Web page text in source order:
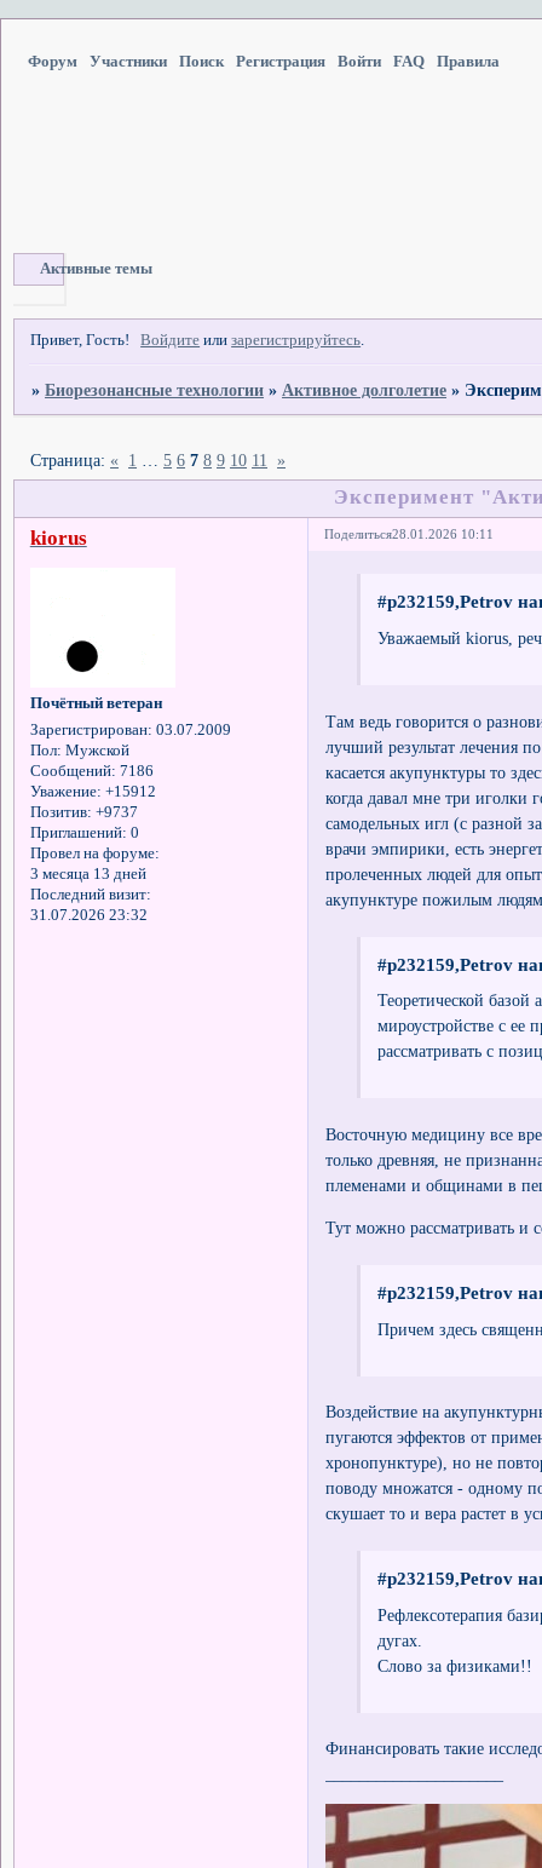
Форум Участники Поиск Регистрация Войти FAQ Правила
Активные темы
Привет, Гость! Войдите илизарегистрируйтесь.
»Биорезонансные технологии » Активное долголетие »
Эксперимент
Страница: « 1 … 5 6 7 8 9 10 11 »
Поделиться28.01.2026 10:11
kiorus
Почётный ветеран
Зарегистрирован: 03.07.2009
Пол: Мужской
Сообщений: 7186
Уважение: +15912
Позитив: +9737
Приглашений: 0
Провел на форуме:
3 месяца 13 дней
Последний визит:
31.07.2026 23:32
#p232159,Petrov
Уважаемый kiorus,
Там ведь говорится о
лучший результат лечения
касается акупунктуры то
когда давал мне три иголки
самодельных игл (с разной
врачи эмпирики, есть
пролеченных людей для
акупунктуре пожилым
#p232159,Petrov
Теоретической базой
мироустройстве с ее
рассматривать с
Восточную медицину все
только древняя, не
племенами и общинами в
Тут можно рассматривать и
#p232159,Petrov
Причем здесь
Воздействие на
пугаются эффектов от
хронопунктуре), но не
поводу множатся - одному
скушает то и вера растет в
#p232159,Petrov
Рефлексотерапия
дугах.
Слово за физиками!!
Финансировать такие